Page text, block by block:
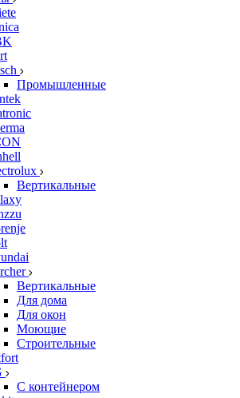
Промышленные
Вертикальные
Вертикальные
Для дома
Для окон
Моющие
Строительные
С контейнером